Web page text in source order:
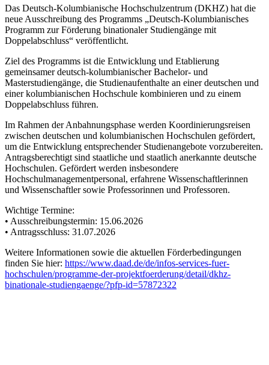
Das Deutsch-Kolumbianische Hochschulzentrum (DKHZ) hat die
neue Ausschreibung des Programms „Deutsch-Kolumbianisches
Programm zur Förderung binationaler Studiengänge mit
Doppelabschluss“ veröffentlicht.
Ziel des Programms ist die Entwicklung und Etablierung
gemeinsamer deutsch-kolumbianischer Bachelor- und
Masterstudiengänge, die Studienaufenthalte an einer deutschen und
einer kolumbianischen Hochschule kombinieren und zu einem
Doppelabschluss führen.
Im Rahmen der Anbahnungsphase werden Koordinierungsreisen
zwischen deutschen und kolumbianischen Hochschulen gefördert,
um die Entwicklung entsprechender Studienangebote vorzubereiten.
Antragsberechtigt sind staatliche und staatlich anerkannte deutsche
Hochschulen. Gefördert werden insbesondere
Hochschulmanagementpersonal, erfahrene Wissenschaftlerinnen
und Wissenschaftler sowie Professorinnen und Professoren.
Wichtige Termine:
• Ausschreibungstermin: 15.06.2026
• Antragsschluss: 31.07.2026
Weitere Informationen sowie die aktuellen Förderbedingungen
finden Sie hier: https://www.daad.de/de/infos-services-fuer-
hochschulen/programme-der-projektfoerderung/detail/dkhz-
binationale-studiengaenge/?pfp-id=57872322